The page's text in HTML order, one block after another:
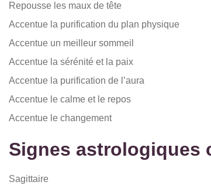
Repousse les maux de tête
Accentue la purification du plan physique
Accentue un meilleur sommeil
Accentue la sérénité et la paix
Accentue la purification de l’aura
Accentue le calme et le repos
Accentue le changement
Signes astrologiques
Sagittaire